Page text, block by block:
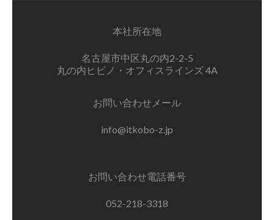
本社所在地
名古屋市中区丸の内2-2-5
丸の内ヒビノ・オフィスラインズ 4A
お問い合わせメール
info@itkobo-z.jp
お問い合わせ電話番号
052-218-3318